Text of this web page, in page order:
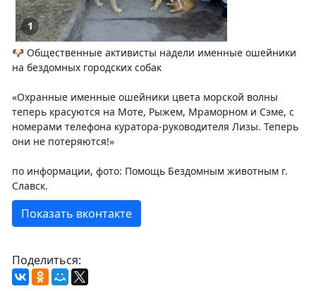
1
🐶 Общественные активисты надели именные ошейники
на бездомных городских собак
«Охранные именные ошейники цвета морской волны
теперь красуются на Моте, Рыжем, Мраморном и Сэме, с
номерами телефона куратора-руководителя Лизы. Теперь
они не потеряются!»
по информации, фото: Помощь Бездомным животным г.
Славск.
Показать вконтакте
Поделиться: